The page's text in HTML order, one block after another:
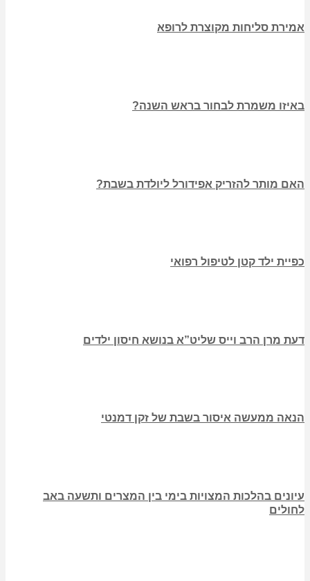
אמירת סליחות מקוצרת לרופא
באיזו משמרת לבחור בראש השנה?
האם מותר להזריק אפידורל ליולדת בשבת?
כפיית ילד קטן לטיפול רפואי
דעת מרן הרב וייס שליט”א בנושא חיסון ילדים
הנאה ממעשה איסור בשבת של זקן דמנטי
עיונים בהלכות המצויות בימי בין המצרים ותשעה באב
לחולים